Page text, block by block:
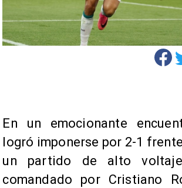
En un emocionante
logró imponerse por 2-1
un partido de alto
comandado por Cristiano